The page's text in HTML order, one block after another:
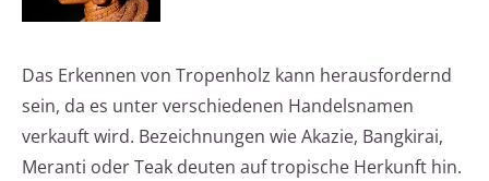
Das Erkennen von Tropenholz kann herausfordernd
sein, da es unter verschiedenen Handelsnamen
verkauft wird. Bezeichnungen wie Akazie, Bangkirai,
Meranti oder Teak deuten auf tropische Herkunft hin.